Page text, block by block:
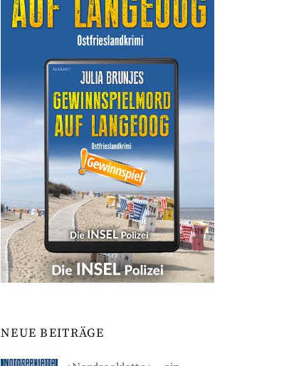
NEUE BEITRÄGE